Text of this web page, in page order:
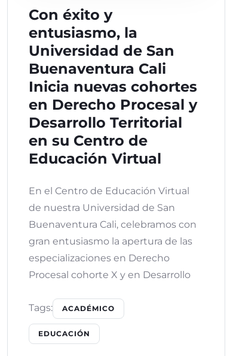
Con éxito y
entusiasmo, la
Universidad de San
Buenaventura Cali
Inicia nuevas cohortes
en Derecho Procesal y
Desarrollo Territorial
en su Centro de
Educación Virtual
En el Centro de Educación Virtual
de nuestra Universidad de San
Buenaventura Cali, celebramos con
gran entusiasmo la apertura de las
especializaciones en Derecho
Procesal cohorte X y en Desarrollo
Tags: ACADÉMICO
EDUCACIÓN